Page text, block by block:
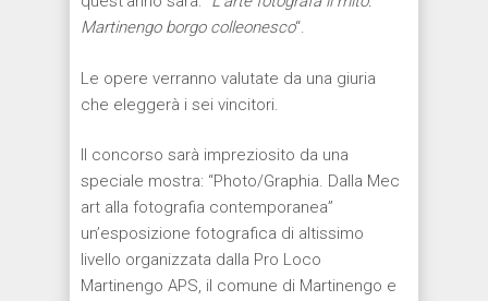
Martinengo borgo colleonesco“.
Le opere verranno valutate da una giuria
che eleggerà i sei vincitori.
Il concorso sarà impreziosito da una
speciale mostra: “Photo/Graphia. Dalla Mec
art alla fotografia contemporanea”
un’esposizione fotografica di altissimo
livello organizzata dalla Pro Loco
Martinengo APS, il comune di Martinengo e